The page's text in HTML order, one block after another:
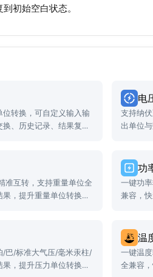
初始空白状态。
转换，可自定义输入输
、历史记录、结果复制
电
支持纳
出单位
准互转，支持重量单位全
，提升重量单位转换效
功
一键功
兼容，
/巴/标准大气压/毫米汞柱/
，提升压力单位转换效
温
一键温
全兼容